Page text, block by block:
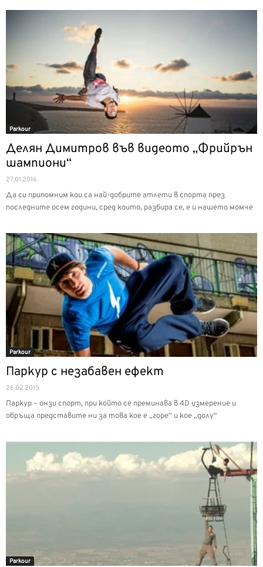
Parkour
Делян Димитров във видеото „Фрийрън
шампиони“
27.01.2016
Да си припомним кои са най-добрите атлети в спорта през
последните осем години, сред които, разбира се, е и нашето момче
Parkour
Паркур с незабавен ефект
26.02.2015
Паркур – онзи спорт, при който се преминава в 4D измерение и
обръща представите ни за това кое е „горе“ и кое „долу“
Parkour